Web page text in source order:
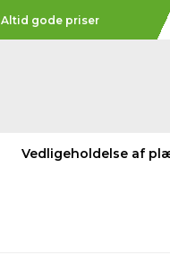
Altid gode priser
Vedligeholdelse af